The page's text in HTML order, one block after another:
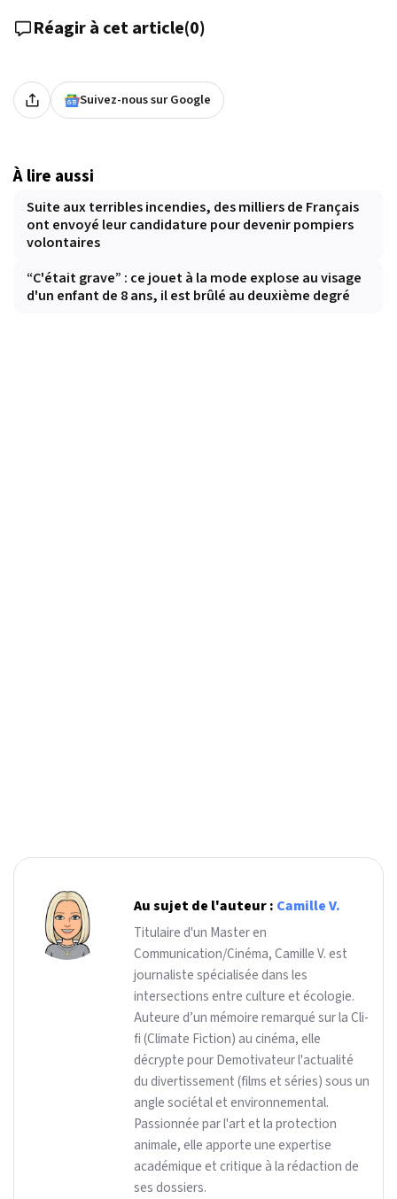
Réagir à cet article(0)
Suivez-nous sur Google
À lire aussi
Suite aux terribles incendies, des milliers de Français
ont envoyé leur candidature pour devenir pompiers
volontaires
“C'était grave” : ce jouet à la mode explose au visage
d'un enfant de 8 ans, il est brûlé au deuxième degré
Au sujet de l'auteur : Camille V.
Titulaire d'un Master en
Communication/Cinéma, Camille V. est
journaliste spécialisée dans les
intersections entre culture et écologie.
Auteure d’un mémoire remarqué sur la Cli-
fi (Climate Fiction) au cinéma, elle
décrypte pour Demotivateur l'actualité
du divertissement (films et séries) sous un
angle sociétal et environnemental.
Passionnée par l'art et la protection
animale, elle apporte une expertise
académique et critique à la rédaction de
ses dossiers.